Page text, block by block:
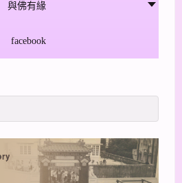
與佛有緣
facebook